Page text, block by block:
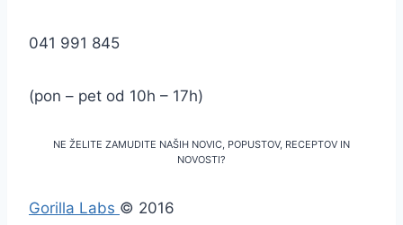
041 991 845
(pon – pet od 10h – 17h)
NE ŽELITE ZAMUDITE NAŠIH NOVIC, POPUSTOV, RECEPTOV IN
NOVOSTI?
Gorilla Labs © 2016